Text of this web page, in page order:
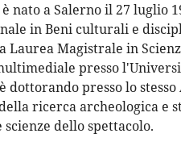
nato a Salerno il 27 luglio
in Beni culturali e
Laurea Magistrale in
presso
dottorando presso lo
ricerca archeologica e
scienze dello spettacolo.